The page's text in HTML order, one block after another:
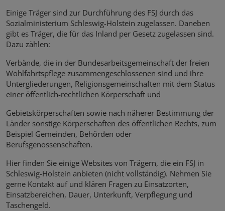
Einige Träger sind zur Durchführung des FSJ durch das
Sozialministerium Schleswig-Holstein zugelassen. Daneben
gibt es Träger, die für das Inland per Gesetz zugelassen sind.
Dazu zählen:
Verbände, die in der Bundesarbeitsgemeinschaft der freien
Wohlfahrtspflege zusammengeschlossenen sind und ihre
Untergliederungen, Religionsgemeinschaften mit dem Status
einer öffentlich-rechtlichen Körperschaft und
Gebietskörperschaften sowie nach näherer Bestimmung der
Länder sonstige Körperschaften des öffentlichen Rechts, zum
Beispiel Gemeinden, Behörden oder
Berufsgenossenschaften.
Hier finden Sie einige Websites von Trägern, die ein FSJ in
Schleswig-Holstein anbieten (nicht vollständig). Nehmen Sie
gerne Kontakt auf und klären Fragen zu Einsatzorten,
Einsatzbereichen, Dauer, Unterkunft, Verpflegung und
Taschengeld.